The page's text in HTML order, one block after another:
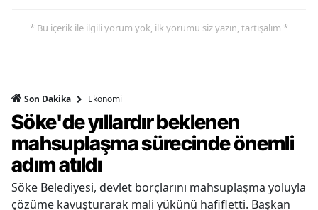
* Bu içerik ile ilgili yorum yok, ilk yorumu siz yazın, tartışalım *
Son Dakika Ekonomi
Söke'de yıllardır beklenen
mahsuplaşma sürecinde önemli
adım atıldı
Söke Belediyesi, devlet borçlarını mahsuplaşma yoluyla
çözüme kavuşturarak mali yükünü hafifletti. Başkan